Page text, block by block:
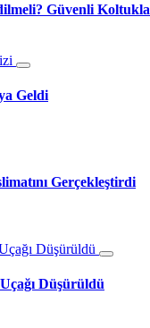
Güvenli
Geldi
Gerçekleştirdi
Düşürüldü